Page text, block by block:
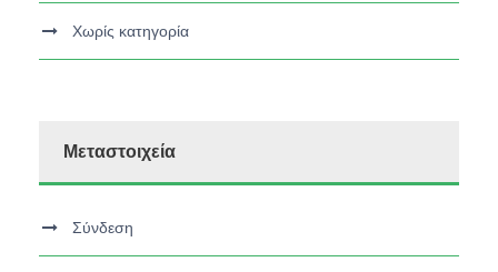
Χωρίς κατηγορία
Μεταστοιχεία
Σύνδεση